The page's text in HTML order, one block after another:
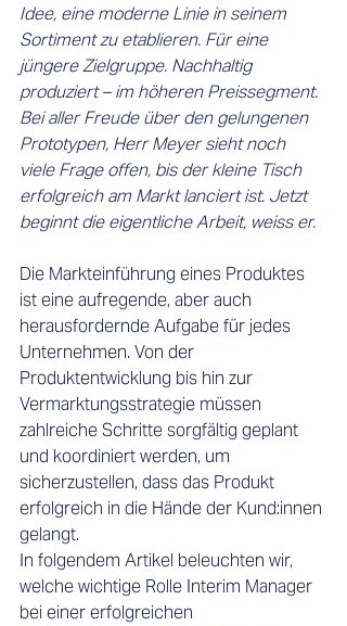
Idee, eine moderne Linie in seinem
Sortiment zu etablieren. Für eine
jüngere Zielgruppe. Nachhaltig
produziert – im höheren Preissegment.
Bei aller Freude über den gelungenen
Prototypen, Herr Meyer sieht noch
viele Frage offen, bis der kleine Tisch
erfolgreich am Markt lanciert ist. Jetzt
beginnt die eigentliche Arbeit, weiss er.
Die Markteinführung eines Produktes
ist eine aufregende, aber auch
herausfordernde Aufgabe für jedes
Unternehmen. Von der
Produktentwicklung bis hin zur
Vermarktungsstrategie müssen
zahlreiche Schritte sorgfältig geplant
und koordiniert werden, um
sicherzustellen, dass das Produkt
erfolgreich in die Hände der Kund:innen
gelangt.
In folgendem Artikel beleuchten wir,
welche wichtige Rolle Interim Manager
bei einer erfolgreichen